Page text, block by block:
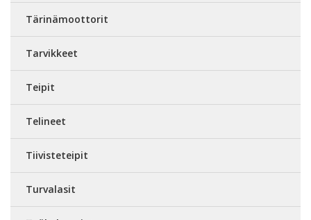
Tärinämoottorit
Tarvikkeet
Teipit
Telineet
Tiivisteteipit
Turvalasit